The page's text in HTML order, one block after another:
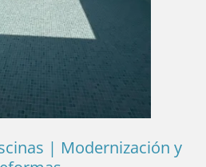
| Modernización y